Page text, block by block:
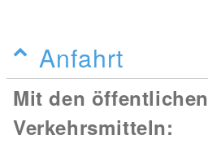
Anfahrt
Mit den öffentlichen
Verkehrsmitteln: